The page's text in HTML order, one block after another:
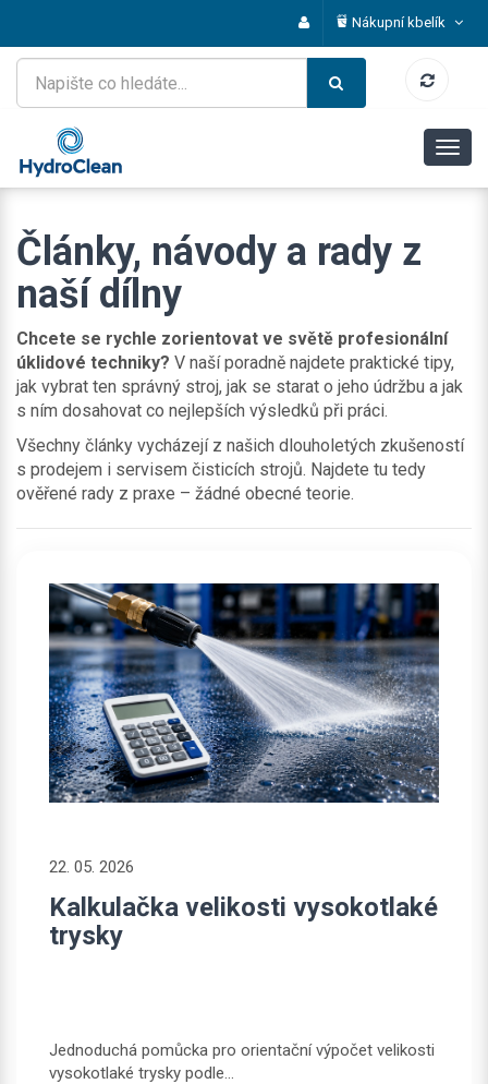
Nákupní kbelík
Články, návody a rady z
naší dílny
Chcete se rychle zorientovat ve světě profesionální
úklidové techniky? V naší poradně najdete praktické tipy,
jak vybrat ten správný stroj, jak se starat o jeho údržbu a jak
s ním dosahovat co nejlepších výsledků při práci.
Všechny články vycházejí z našich dlouholetých zkušeností
s prodejem i servisem čisticích strojů. Najdete tu tedy
ověřené rady z praxe – žádné obecné teorie.
22. 05. 2026
Kalkulačka velikosti vysokotlaké
trysky
Jednoduchá pomůcka pro orientační výpočet velikosti
vysokotlaké trysky podle...